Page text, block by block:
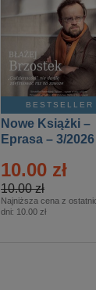
BESTSELLER
Nowe Książki –
Eprasa – 3/2026
10.00 zł
10.00 zł
Najniższa cena z
dni: 10.00 zł